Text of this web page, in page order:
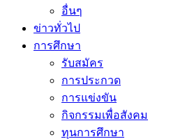
อื่นๆ
ข่าวทั่วไป
การศึกษา
รับสมัคร
การประกวด
การแข่งขัน
กิจกรรมเพื่อสังคม
ทุนการศึกษา